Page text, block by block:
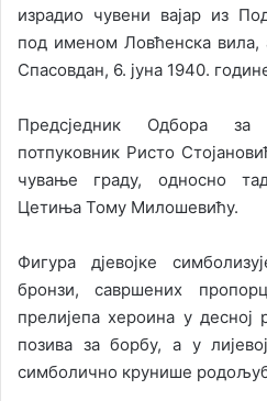
израдио чувени вајар из
под именом Ловћенска вила,
Спасовдан, 6. јуна 1940.
Предсједник Одбора за
потпуковник Ристо
чување граду, односно
Цетиња Тому Милошевићу.
Фигура дјевојке
бронзи, савршених
прелијепа хероина у
позива за борбу, а у
симболично крунише